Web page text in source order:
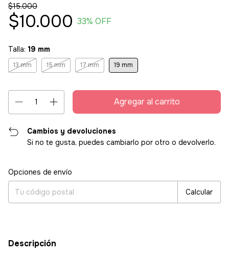
$15.000
$10.000 33% OFF
Talla: 19 mm
13 mm 15 mm 17 mm 19 mm
Cambios y devoluciones
Si no te gusta, puedes cambiarlo por otro o devolverlo.
Entregas para el CP:
Opciones de envío
Calcular
Descripción